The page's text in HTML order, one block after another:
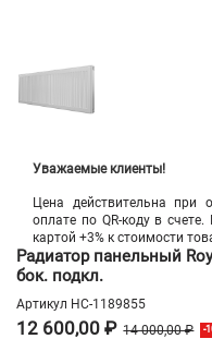
Уважаемые клиенты!
Цена действительна при
оплате по QR-коду в
картой +3% к стоимости
Радиатор панельный
бок. подкл.
Артикул НС-1189855
12 600,00 ₽ 14 000,00 ₽ -